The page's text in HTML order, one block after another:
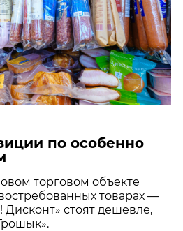
по особенно
торговом объекте
товарах —
Дисконт» стоят дешевле,